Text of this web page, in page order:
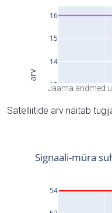
Jaama andmed
Satelliitide arv näitab